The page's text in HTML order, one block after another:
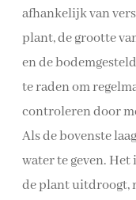
afhankelijk van
plant, de grootte
en de
te raden om
controleren door
Als de bovenste
water te geven.
de plant uitdroogt,